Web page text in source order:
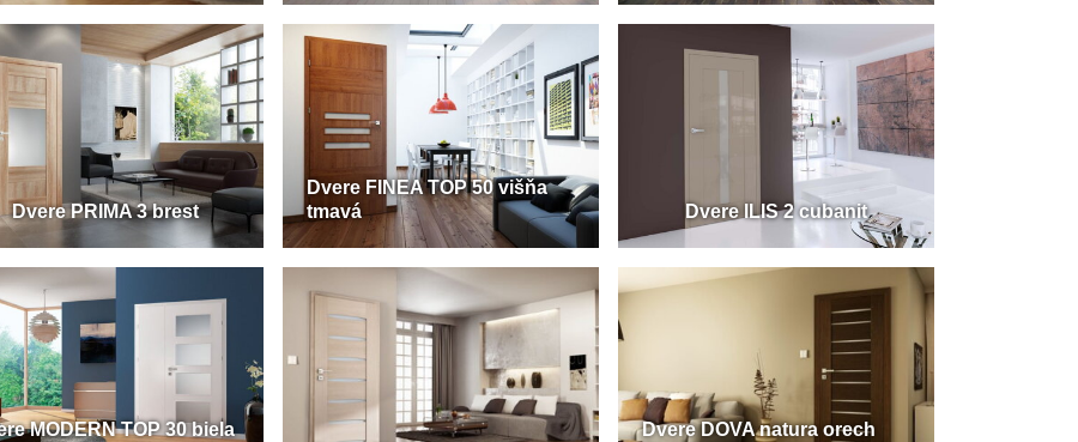
Dvere PRIMA 3 brest
Dvere FINEA TOP 50 višňa
tmavá
Dvere ILIS 2 cubanit
MODERN TOP 30 biela
Dvere DOVA natura orech